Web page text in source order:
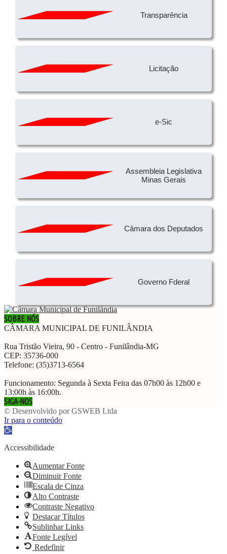
Transparência
Licitação
e-Sic
Assembleia Legislativa
Minas Gerais
Câmara dos Deputados
Governo Fderal
SOBRE NÓS
CÂMARA MUNICIPAL DE FUNILÂNDIA
Rua Tristão Vieira, 90 - Centro - Funilândia-MG
CEP: 35736-000
Telefone: (35)3713-6564
Funcionamento: Segunda à Sexta Feira das 07h00 às 12h00 e
13:00h às 16:00h.
SIGA-NOS
© Desenvolvido por GSWEB Ltda
Ir para o conteúdo
Abrir
barra
ferramentas
Accessibilidade
Aumentar Fonte
Diminuir Fonte
Escala de Cinza
Alto Contraste
Contraste Negativo
Destacar Títulos
Sublinhar Links
Fonte Legível
Redefinir